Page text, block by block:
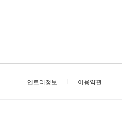
엔트리정보 이용약관